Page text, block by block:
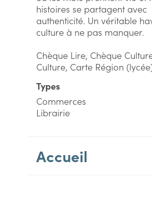
histoires se partagent avec
authenticité. Un véritable
culture à ne pas manquer.
Chèque Lire, Chèque
Culture, Carte Région
Types
Commerces
Librairie
Accueil